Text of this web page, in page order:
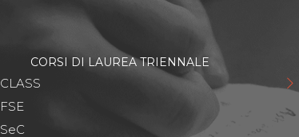
CORSI DI LAUREA TRIENNALE
CLASS
FSE
SeC